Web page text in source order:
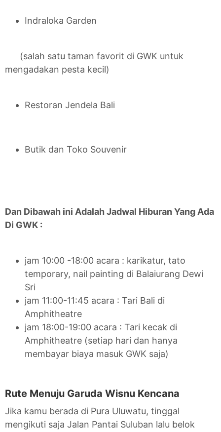
Indraloka Garden
(salah satu taman favorit di GWK untuk
mengadakan pesta kecil)
Restoran Jendela Bali
Butik dan Toko Souvenir
Dan Dibawah ini Adalah Jadwal Hiburan Yang Ada
Di GWK :
jam 10:00 -18:00 acara : karikatur, tato
temporary, nail painting di Balaiurang Dewi
Sri
jam 11:00-11:45 acara : Tari Bali di
Amphitheatre
jam 18:00-19:00 acara : Tari kecak di
Amphitheatre (setiap hari dan hanya
membayar biaya masuk GWK saja)
Rute Menuju Garuda Wisnu Kencana
Jika kamu berada di Pura Uluwatu, tinggal
mengikuti saja Jalan Pantai Suluban lalu belok